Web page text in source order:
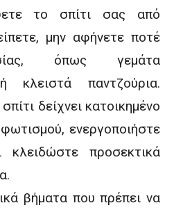
το σπίτι σας από
μην αφήνετε ποτέ
όπως γεμάτα
κλειστά παντζούρια.
δείχνει κατοικημένο
ενεργοποιήστε
προσεκτικά
βήματα που πρέπει να